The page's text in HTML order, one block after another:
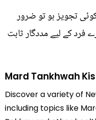
تجویز ہو تو ضرور
فرد کے لیے مددگار ثابت
Mard Tankhwah
Discover a variety of
including topics like